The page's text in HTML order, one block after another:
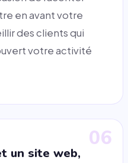
en avant votre
des clients qui
votre activité
06
un site web,